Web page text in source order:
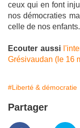
ceux qui en font
nos démocraties
celle de nos enfants.
Ecouter aussi
Grésivaudan (le 16
#Liberté & démocratie
Partager